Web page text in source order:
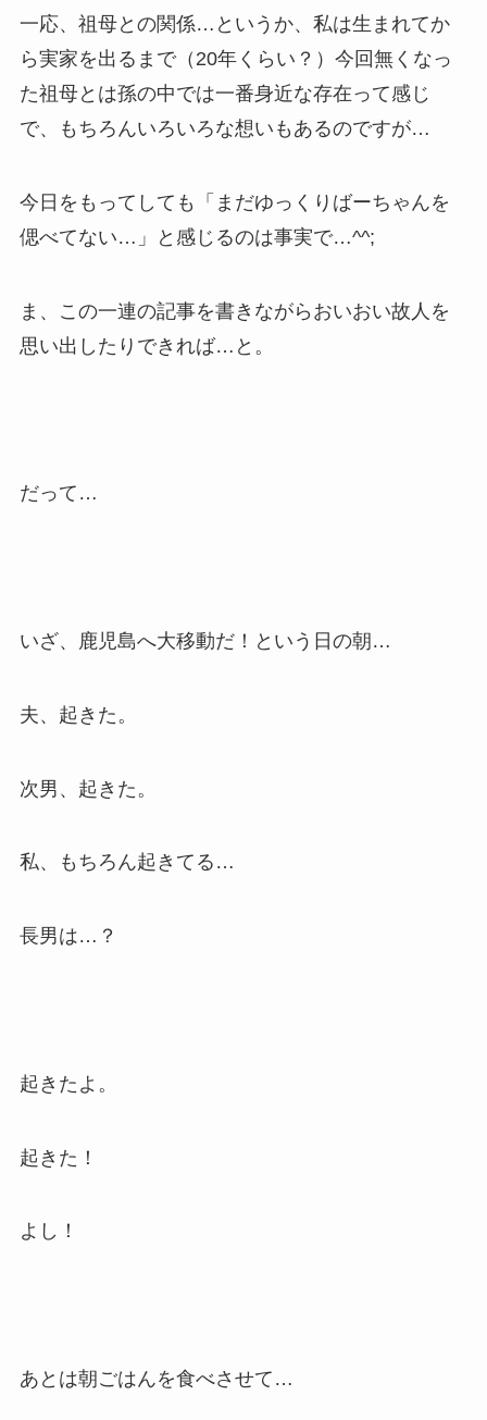
一応、祖母との関係…というか、私は生まれてか
ら実家を出るまで（20年くらい？）今回無くなっ
た祖母とは孫の中では一番身近な存在って感じ
で、もちろんいろいろな想いもあるのですが…
今日をもってしても「まだゆっくりばーちゃんを
偲べてない…」と感じるのは事実で…^^;
ま、この一連の記事を書きながらおいおい故人を
思い出したりできれば…と。
だって…
いざ、鹿児島へ大移動だ！という日の朝…
夫、起きた。
次男、起きた。
私、もちろん起きてる…
長男は…？
起きたよ。
起きた！
よし！
あとは朝ごはんを食べさせて…